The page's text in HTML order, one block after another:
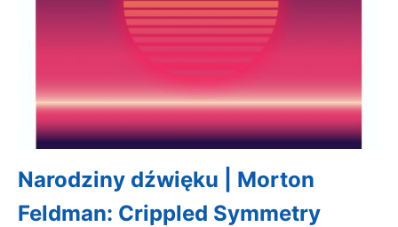
Narodziny dźwięku | Morton
Feldman: Crippled Symmetry